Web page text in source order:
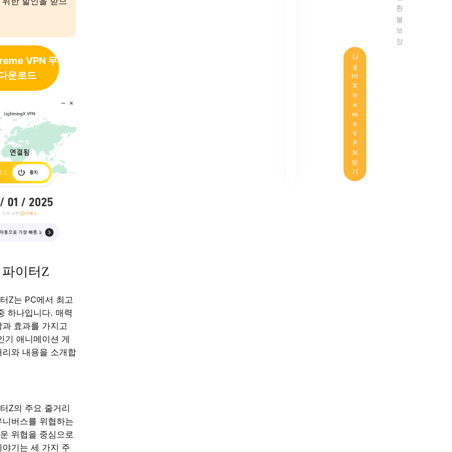
VPN 무
운로드
이터Z
Z는 PC에서 최고
하나입니다. 매력
효과를 가지고
기 애니메이션 게
와 내용을 소개합
Z의 주요 줄거리
버스를 위협하는
위협을 중심으로
기는 세 가지 주
환
불
보
장
Li
g
ht
X
tr
e
m
e
V
P
N
받
기